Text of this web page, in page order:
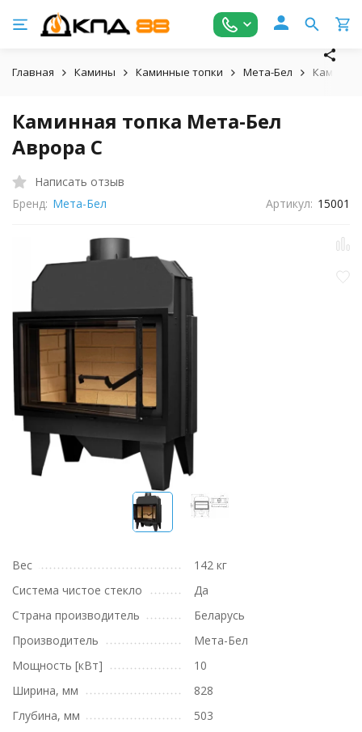
Главная Камины Каминные топки Мета-Бел
Каминная топка Мета-Бел
Аврора C
Написать отзыв
Бренд: Мета-Бел Артикул: 15001
Вес
142 кг
Система чистое стекло
Да
Страна производитель
Беларусь
Производитель
Мета-Бел
Мощность [кВт]
10
Ширина, мм
828
Глубина, мм
503